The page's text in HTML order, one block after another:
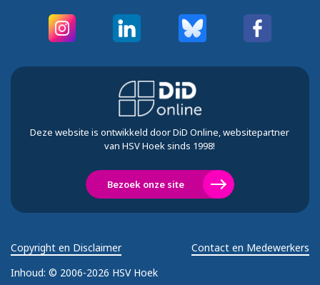
Deze website is ontwikkeld door DiD Online, websitepartner
van HSV Hoek sinds 1998!
Bezoek onze site
Inhoud: © 2006-2026 HSV Hoek
Copyright en Disclaimer Contact en Medewerkers